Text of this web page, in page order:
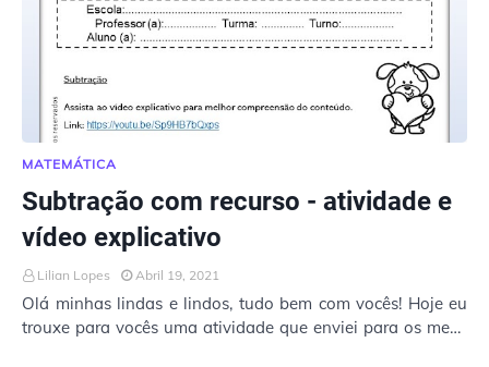
MATEMÁTICA
Subtração com recurso - atividade e
vídeo explicativo
Lilian Lopes Abril 19, 2021
Olá minhas lindas e lindos, tudo bem com vocês! Hoje eu
trouxe para vocês uma atividade que enviei para os meus